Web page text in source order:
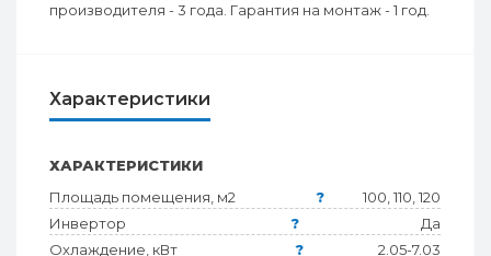
производителя - 3 года. Гарантия на монтаж - 1 год.
Характеристики
ХАРАКТЕРИСТИКИ
Площадь помещения, м2
?
100, 110, 120
Инвертор
?
Да
Охлаждение, кВт
?
2.05-7.03